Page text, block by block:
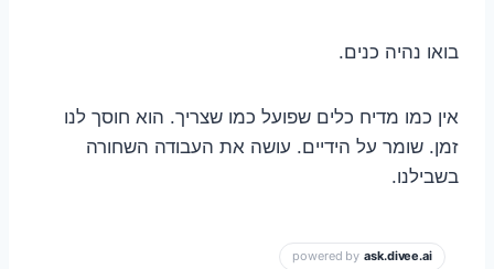
בואו נהיה כנים.
אין כמו מדיח כלים שפועל כמו שצריך. הוא חוסך לנו
זמן. שומר על הידיים. עושה את העבודה השחורה
בשבילנו.